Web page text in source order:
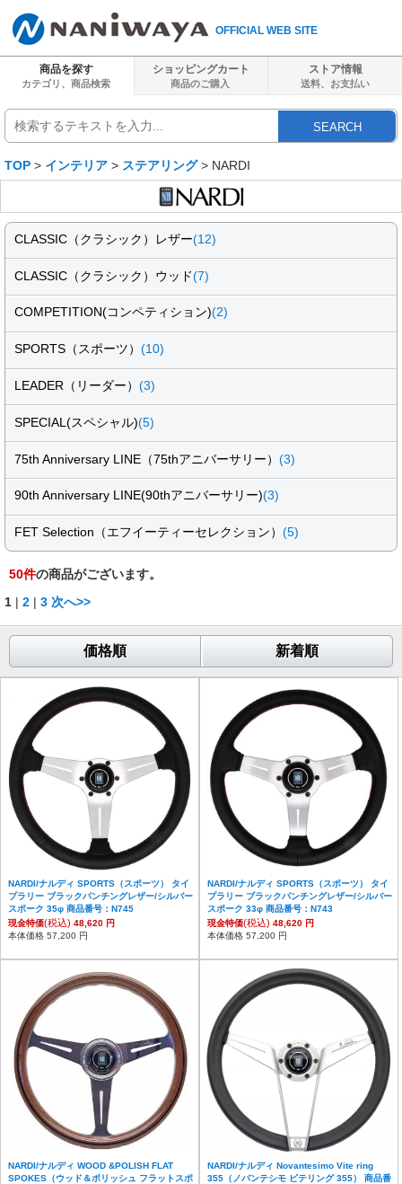
OFFICIAL WEB SITE
商品を探す
カテゴリ、商品検索
ショッピングカート
商品のご購入
ストア情報
送料、 お支払い
SEARCH
TOP > インテリア > ステアリング> NARDI
CLASSIC（クラシック）レザー(12)
CLASSIC（クラシック）ウッド(7)
COMPETITION(コンペティション)(2)
SPORTS（スポーツ） (10)
LEADER（リーダー） (3)
SPECIAL(スペシャル)(5)
75th Anniversary LINE（75thアニバーサリー） (3)
90th Anniversary LINE(90thアニバーサリー)(3)
FET Selection（エフイーティーセレクション） (5)
50件の商品がございます。
1 | 2 | 3 次へ>>
価格順 新着順
NARDI/ナルディ SPORTS（スポーツ） タイ
プラリー ブラックパンチングレザー/シルバー
スポーク 35φ 商品番号：N745
現金特価(税込) 48,620 円
本体価格 57,200 円
NARDI/ナルディ SPORTS（スポーツ） タイ
プラリー ブラックパンチングレザー/シルバー
スポーク 33φ 商品番号：N743
現金特価(税込) 48,620 円
本体価格 57,200 円
NARDI/ナルディ WOOD &POLISH FLAT
SPOKES（ウッド＆ポリッシュ フラットスポ
NARDI/ナルディ Novantesimo Vite ring
355（ノバンテシモ ビテリング 355） 商品番